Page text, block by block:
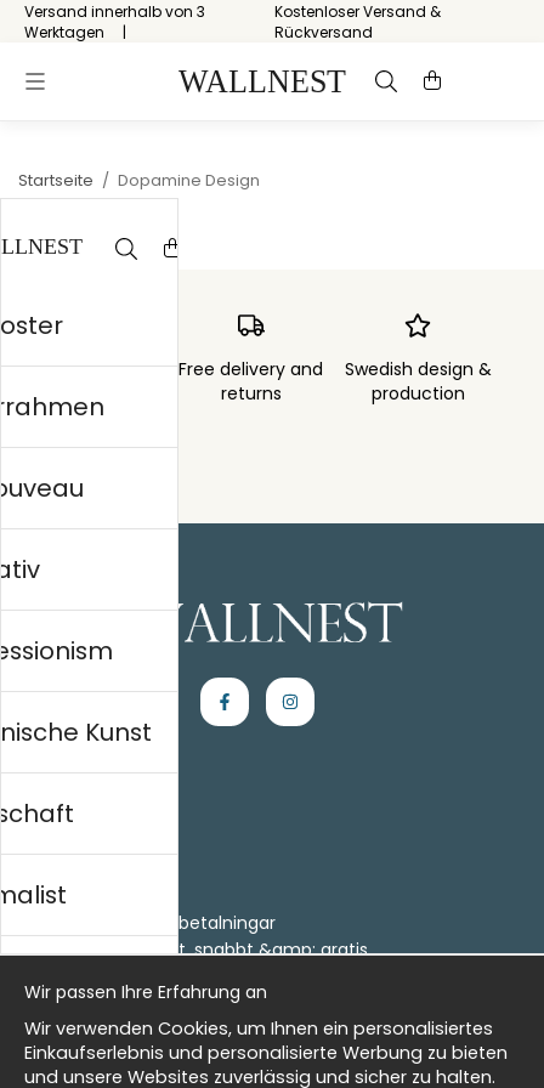
Versand innerhalb von 3
Werktagen
Kostenloser Versand &
Rückversand
Startseite / Dopamine Design
Order sent within Free delivery and
returns
Swedish design &
production
Einkaufen
Villkor
- Returer och återbetalningar
- Leverans - enkelt, snabbt &amp; gratis
Meine Favoriten
Information
Kunst
history
Wir passen Ihre Erfahrung an
Wir verwenden Cookies, um Ihnen ein personalisiertes
Einkaufserlebnis und personalisierte Werbung zu bieten
und unsere Websites zuverlässig und sicher zu halten.